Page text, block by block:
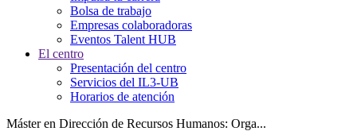
Bolsa de trabajo
Empresas colaboradoras
Eventos Talent HUB
El centro
Presentación del centro
Servicios del IL3-UB
Horarios de atención
Máster en Dirección de Recursos Humanos: Orga...